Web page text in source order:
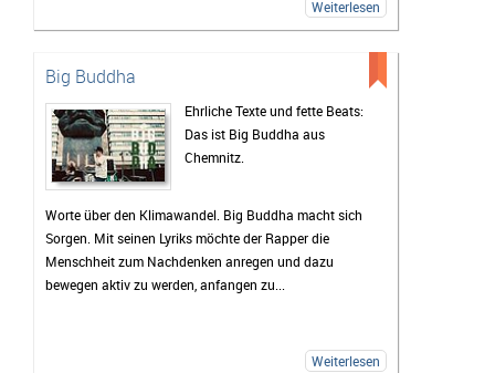
Weiterlesen
Big Buddha
Ehrliche Texte und fette Beats:
Das ist Big Buddha aus
Chemnitz.
Worte über den Klimawandel. Big Buddha macht sich
Sorgen. Mit seinen Lyriks möchte der Rapper die
Menschheit zum Nachdenken anregen und dazu
bewegen aktiv zu werden, anfangen zu...
Weiterlesen